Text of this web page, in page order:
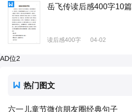
岳飞传读后感400字10篇
读后感400字 04-02
AD位2
热门图文
六一儿童节微信朋友圈经典句子